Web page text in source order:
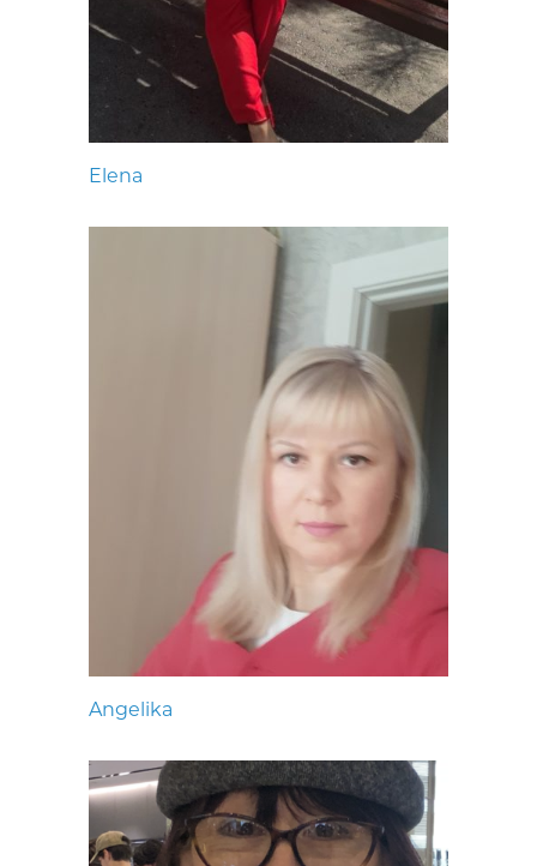
Elena
Angelika